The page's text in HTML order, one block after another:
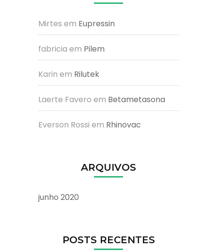
Mirtes em Eupressin
fabricia em Pilem
Karin em Rilutek
Laerte Favero em Betametasona
Everson Rossi em Rhinovac
ARQUIVOS
junho 2020
POSTS RECENTES